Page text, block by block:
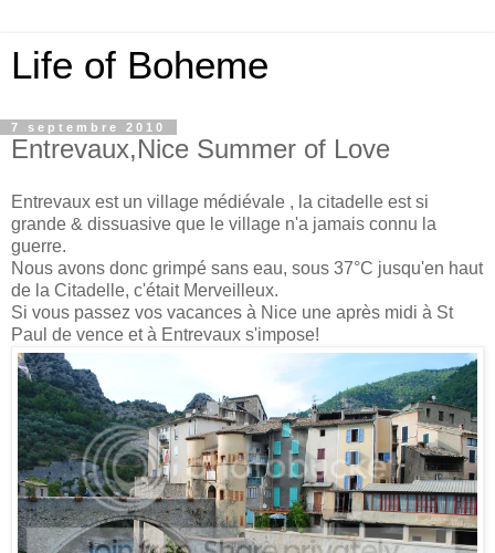
Life of Boheme
7 septembre 2010
Entrevaux,Nice Summer of Love
Entrevaux est un village médiévale , la citadelle est si
grande & dissuasive que le village n'a jamais connu la
guerre.
Nous avons donc grimpé sans eau, sous 37°C jusqu'en haut
de la Citadelle, c'était Merveilleux.
Si vous passez vos vacances à Nice une après midi à St
Paul de vence et à Entrevaux s'impose!